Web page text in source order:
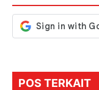
k p er
POS TERKAIT